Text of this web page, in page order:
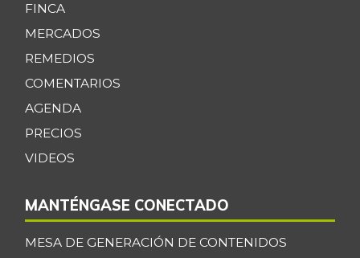
FINCA
MERCADOS
REMEDIOS
COMENTARIOS
AGENDA
PRECIOS
VIDEOS
MANTÉNGASE CONECTADO
MESA DE GENERACIÓN DE CONTENIDOS